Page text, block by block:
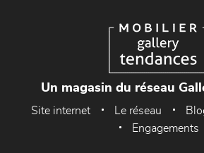
Un magasin du réseau
Site internet Le réseau
Engagements